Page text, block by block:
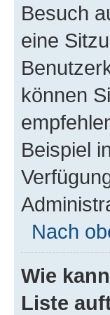
Besuch
eine
können
Beispiel
Nach
Wie
Liste